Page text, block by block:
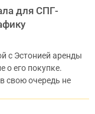
для СПГ-
с Эстонией аренды
о его покупке.
свою очередь не